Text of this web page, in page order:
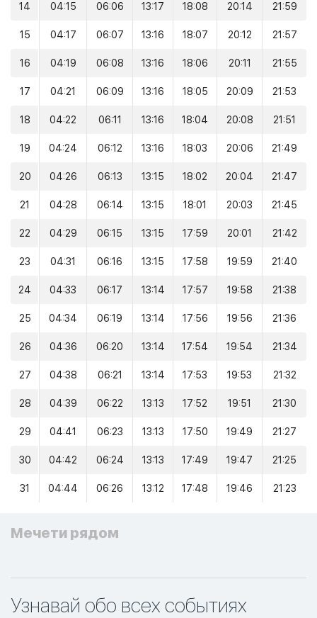
14 04:15 06:06 13:17 18:08 20:14 21:59
15 04:17 06:07 13:16 18:07 20:12 21:57
16 04:19 06:08 13:16 18:06 20:11 21:55
17 04:21 06:09 13:16 18:05 20:09 21:53
18 04:22 06:11 13:16 18:04 20:08 21:51
19 04:24 06:12 13:16 18:03 20:06 21:49
20 04:26 06:13 13:15 18:02 20:04 21:47
21 04:28 06:14 13:15 18:01 20:03 21:45
22 04:29 06:15 13:15 17:59 20:01 21:42
23 04:31 06:16 13:15 17:58 19:59 21:40
24 04:33 06:17 13:14 17:57 19:58 21:38
25 04:34 06:19 13:14 17:56 19:56 21:36
26 04:36 06:20 13:14 17:54 19:54 21:34
27 04:38 06:21 13:14 17:53 19:53 21:32
28 04:39 06:22 13:13 17:52 19:51 21:30
29 04:41 06:23 13:13 17:50 19:49 21:27
30 04:42 06:24 13:13 17:49 19:47 21:25
31 04:44 06:26 13:12 17:48 19:46 21:23
Мечети рядом
Узнавай обо всех событиях